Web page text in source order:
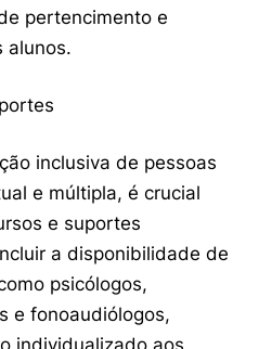
pertencimento e
alunos.
inclusiva de pessoas
e múltipla, é crucial
e suportes
a disponibilidade de
psicólogos,
e fonoaudiólogos,